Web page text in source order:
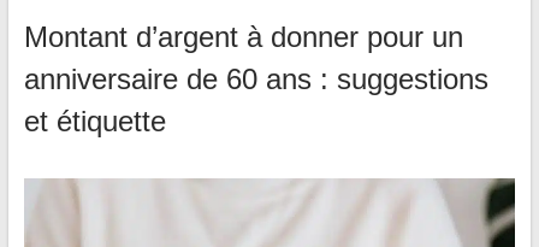
Montant d’argent à donner pour un
anniversaire de 60 ans : suggestions
et étiquette